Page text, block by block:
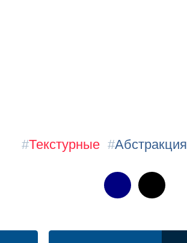
#Текстурные #Абстракция